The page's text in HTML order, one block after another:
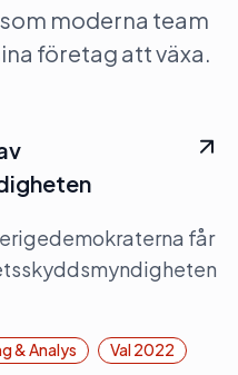
moderna team
företag att växa.
får
& Analys
Val 2022